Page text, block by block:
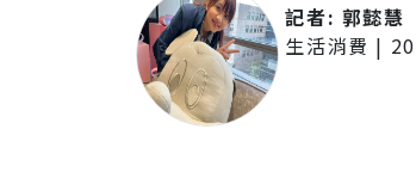
記者: 郭懿慧
生活消費 |